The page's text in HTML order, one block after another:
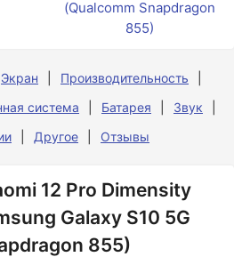
(Qualcomm Snapdragon
855)
Экран
Производительность
система Батарея
Звук
Другое Отзывы
12 Pro Dimensity
Galaxy S10 5G
855)